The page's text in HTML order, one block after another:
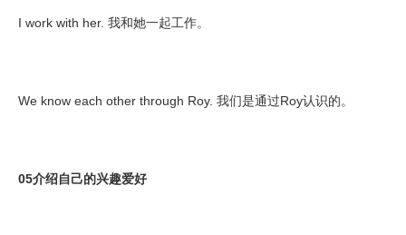
I work with her. 我和她一起工作。
We know each other through Roy. 我们是通过Roy认识的。
05介绍自己的兴趣爱好